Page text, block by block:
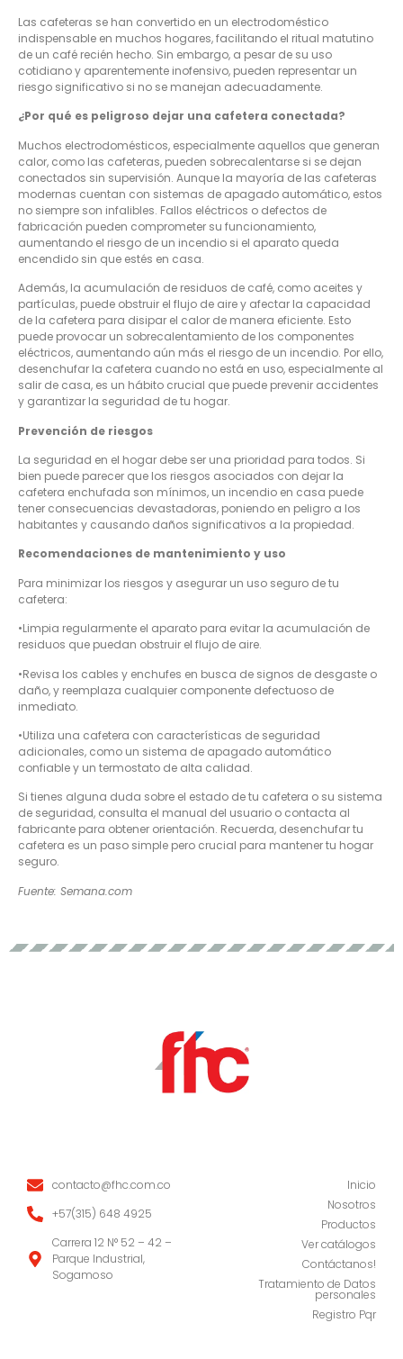
Las cafeteras se han convertido en un electrodoméstico
indispensable en muchos hogares, facilitando el ritual matutino
de un café recién hecho. Sin embargo, a pesar de su uso
cotidiano y aparentemente inofensivo, pueden representar un
riesgo significativo si no se manejan adecuadamente.
¿Por qué es peligroso dejar una cafetera conectada?
Muchos electrodomésticos, especialmente aquellos que generan
calor, como las cafeteras, pueden sobrecalentarse si se dejan
conectados sin supervisión. Aunque la mayoría de las cafeteras
modernas cuentan con sistemas de apagado automático, estos
no siempre son infalibles. Fallos eléctricos o defectos de
fabricación pueden comprometer su funcionamiento,
aumentando el riesgo de un incendio si el aparato queda
encendido sin que estés en casa.
Además, la acumulación de residuos de café, como aceites y
partículas, puede obstruir el flujo de aire y afectar la capacidad
de la cafetera para disipar el calor de manera eficiente. Esto
puede provocar un sobrecalentamiento de los componentes
eléctricos, aumentando aún más el riesgo de un incendio. Por ello,
desenchufar la cafetera cuando no está en uso, especialmente al
salir de casa, es un hábito crucial que puede prevenir accidentes
y garantizar la seguridad de tu hogar.
Prevención de riesgos
La seguridad en el hogar debe ser una prioridad para todos. Si
bien puede parecer que los riesgos asociados con dejar la
cafetera enchufada son mínimos, un incendio en casa puede
tener consecuencias devastadoras, poniendo en peligro a los
habitantes y causando daños significativos a la propiedad.
Recomendaciones de mantenimiento y uso
Para minimizar los riesgos y asegurar un uso seguro de tu
cafetera:
•Limpia regularmente el aparato para evitar la acumulación de
residuos que puedan obstruir el flujo de aire.
•Revisa los cables y enchufes en busca de signos de desgaste o
daño, y reemplaza cualquier componente defectuoso de
inmediato.
•Utiliza una cafetera con características de seguridad
adicionales, como un sistema de apagado automático
confiable y un termostato de alta calidad.
Si tienes alguna duda sobre el estado de tu cafetera o su sistema
de seguridad, consulta el manual del usuario o contacta al
fabricante para obtener orientación. Recuerda, desenchufar tu
cafetera es un paso simple pero crucial para mantener tu hogar
seguro.
Fuente: Semana.com
contacto@fhc.com.co
‭+57(315) 648 4925
Carrera 12 N° 52 – 42 –
Parque Industrial,
Sogamoso
Inicio
Nosotros
Productos
Ver catálogos
Contáctanos!
Tratamiento de Datos
personales
Registro Pqr